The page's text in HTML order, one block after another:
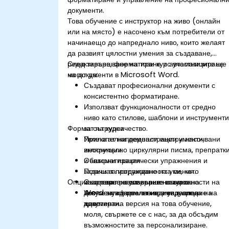
документи.
Това обучение с инструктор на живо (онлайн
или на място) е насочено към потребители от
начинаещо до напреднало ниво, които желаят
да развият цялостни умения за създаване,
редактиране, форматиране и автоматизиране
на документи в Microsoft Word.
След завършване на този курс участниците ще
могат да:
Създават професионални документи с
консистентно форматиране.
Използват функционалности от средно
ниво като стилове, шаблони и инструменти
за сътрудничество.
Прилагат напреднали инструменти,
включително циркулярни писма, препратки
и автоматизация.
Повишат продуктивността си, като
използват разширените възможности на
Word за оформление и управление на
документи.
Формат на курса
Увлекателни демонстрации и насочвани
инструкции.
Обширни практически упражнения и
задачи за изграждане на умения.
Създаване и усъвършенстване на
документи в реално време в среда на
живо.
Опции за персонализиране на курса
Ако се нуждаете от индивидуално
адаптирана версия на това обучение,
моля, свържете се с нас, за да обсъдим
възможностите за персонализиране.